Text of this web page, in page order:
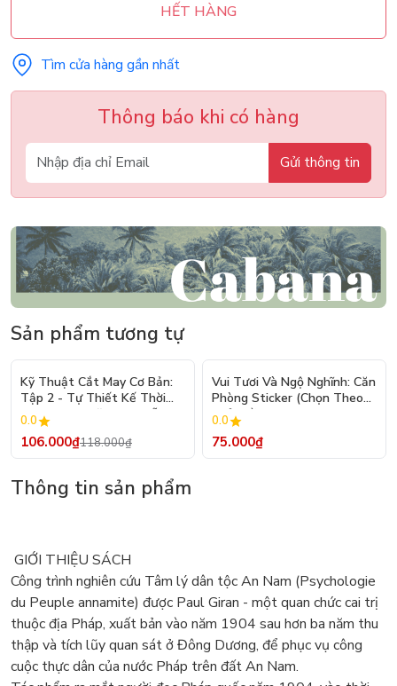
HẾT HÀNG
Tìm cửa hàng gần nhất
Thông báo khi có hàng
Gửi thông tin
Sản phẩm tương tự
- 10%
Kỹ Thuật Cắt May Cơ Bản:
Tập 2 - Tự Thiết Kế Thời
Trang Nam Nữ - Tạo Mẫu
Rập - Kỹ Thuật Nhảy Size
0.0
106.000₫118.000₫
Vui Tươi Và Ngộ Nghĩnh: Căn
Phòng Sticker (Chọn Theo
Chủ Đề) - Hơn 250 Sticker
0.0
75.000₫
Thông tin sản phẩm
GIỚI THIỆU SÁCH
Công trình nghiên cứu Tâm lý dân tộc An Nam (Psychologie
du Peuple annamite) được Paul Giran - một quan chức cai trị
thuộc địa Pháp, xuất bản vào năm 1904 sau hơn ba năm thu
thập và tích lũy quan sát ở Đông Dương, để phục vụ công
cuộc thực dân của nước Pháp trên đất An Nam.